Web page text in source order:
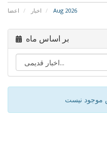
اعضا اخبار Aug 2026
بر اساس ماه
موجود نیست